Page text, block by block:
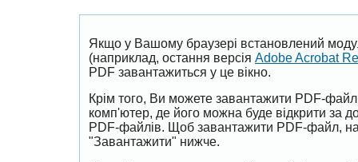
Якщо у Вашому браузері встановлений
(наприклад, остання версія Adobe Acrobat
PDF завантажиться у це вікно.
Крім того, Ви можете завантажити PDF-
комп'ютер, де його можна буде відкрити за
PDF-файлів. Щоб завантажити PDF-файл,
"Завантажити" нижче.